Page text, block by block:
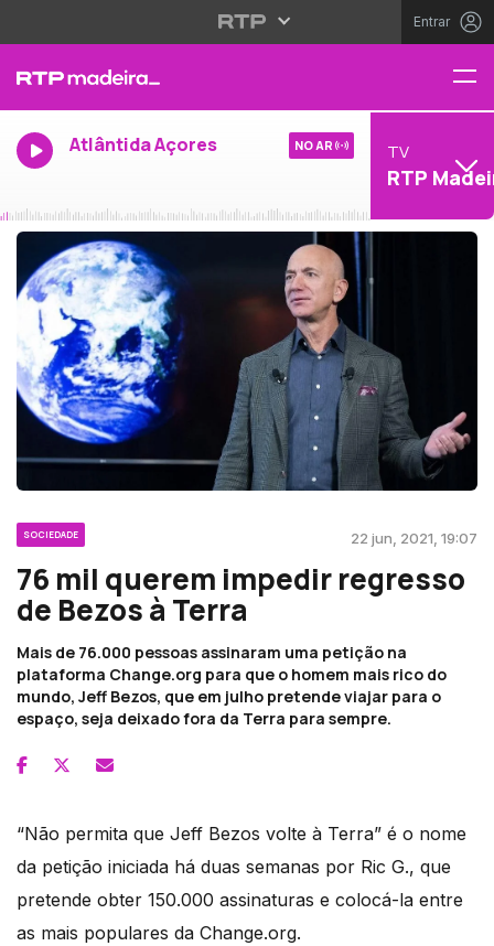
Entrar
Atlântida Açores NO AR TV
RTP
SOCIEDADE 22 jun, 2021, 19:07
76 mil querem impedir regresso
de Bezos à Terra
Mais de 76.000 pessoas assinaram uma petição na
plataforma Change.org para que o homem mais rico do
mundo, Jeff Bezos, que em julho pretende viajar para o
espaço, seja deixado fora da Terra para sempre.
“Não permita que Jeff Bezos volte à Terra” é o nome
da petição iniciada há duas semanas por Ric G., que
pretende obter 150.000 assinaturas e colocá-la entre
as mais populares da Change.org.